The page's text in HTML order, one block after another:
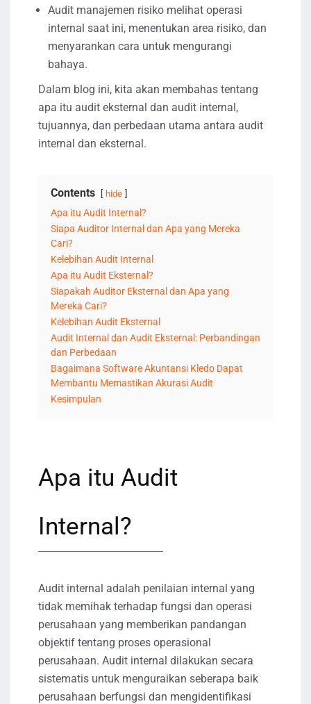
Audit manajemen risiko melihat operasi
internal saat ini, menentukan area risiko, dan
menyarankan cara untuk mengurangi
bahaya.
Dalam blog ini, kita akan membahas tentang
apa itu audit eksternal dan audit internal,
tujuannya, dan perbedaan utama antara audit
internal dan eksternal.
Contents hide
Apa itu Audit Internal?
Siapa Auditor Internal dan Apa yang Mereka
Cari?
Kelebihan Audit Internal
Apa itu Audit Eksternal?
Siapakah Auditor Eksternal dan Apa yang
Mereka Cari?
Kelebihan Audit Eksternal
Audit Internal dan Audit Eksternal: Perbandingan
dan Perbedaan
Bagaimana Software Akuntansi Kledo Dapat
Membantu Memastikan Akurasi Audit
Kesimpulan
Apa itu Audit
Internal?
Audit internal adalah penilaian internal yang
tidak memihak terhadap fungsi dan operasi
perusahaan yang memberikan pandangan
objektif tentang proses operasional
perusahaan. Audit internal dilakukan secara
sistematis untuk menguraikan seberapa baik
perusahaan berfungsi dan mengidentifikasi